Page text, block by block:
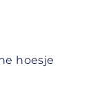
hoesje